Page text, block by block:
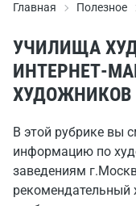
Главная Полезное
УЧИЛИЩА
ИНТЕРНЕТ-
В этой рубрике вы
информацию по
заведениям
рекомендательный